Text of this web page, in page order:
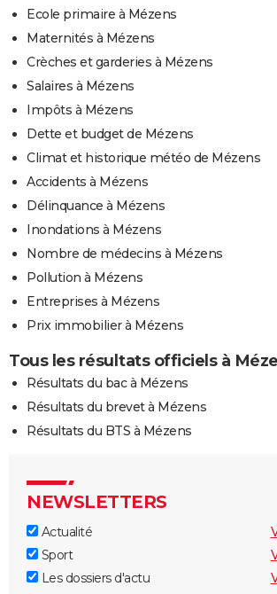
Ecole primaire à Mézens
Maternités à Mézens
Crèches et garderies à Mézens
Salaires à Mézens
Impôts à Mézens
Dette et budget de Mézens
Climat et historique météo de Mézens
Accidents à Mézens
Délinquance à Mézens
Inondations à Mézens
Nombre de médecins à Mézens
Pollution à Mézens
Entreprises à Mézens
Prix immobilier à Mézens
Tous les résultats officiels à
Résultats du bac à Mézens
Résultats du brevet à Mézens
Résultats du BTS à Mézens
NEWSLETTERS
Actualité
Sport
Les dossiers d'actu